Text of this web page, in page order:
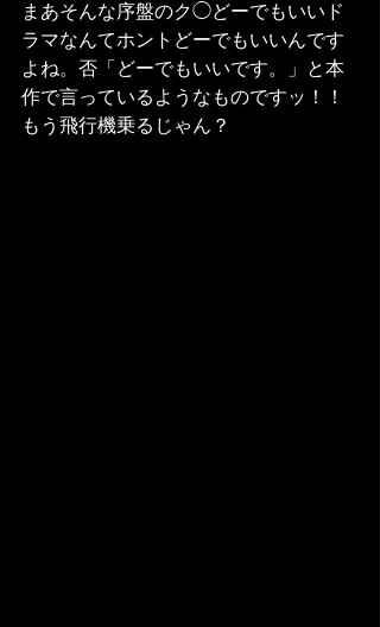
まあそんな序盤のク◯どーでもいいド
ラマなんてホントどーでもいいんです
よね。否「どーでもいいです。」と本
作で言っているようなものですッ！！
もう飛行機乗るじゃん？